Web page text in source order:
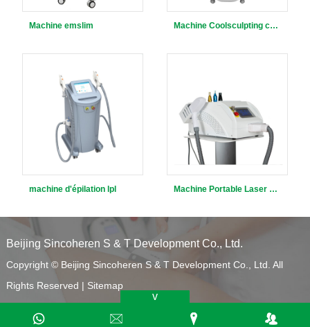
Machine emslim Machine Coolsculpting congélation des graisses
machine d'épilation lpl Machine Portable Laser Nd: YAG
Beijing Sincoheren S & T Development Co., Ltd.
Copyright © Beijing Sincoheren S & T Development Co., Ltd. All
Rights Reserved | Sitemap
v